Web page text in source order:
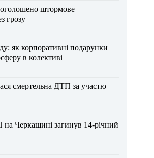
оголошено штормове
грозу
як корпоративні подарунки
в колективі
смертельна ДТП за участю
Черкащині загинув 14-річний